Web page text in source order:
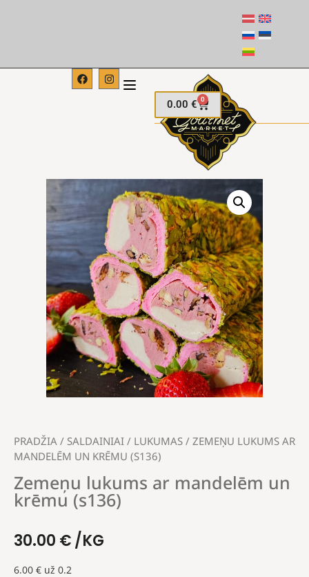
0.00 € 0
PRADŽIA / SALDAINIAI / LUKUMAS / ZEMEŅU LUKUMS AR
MANDELĒM UN KRĒMU (S136)
Zemeņu lukums ar mandelēm un
krēmu (s136)
30.00 €/KG
6.00 € už 0.2